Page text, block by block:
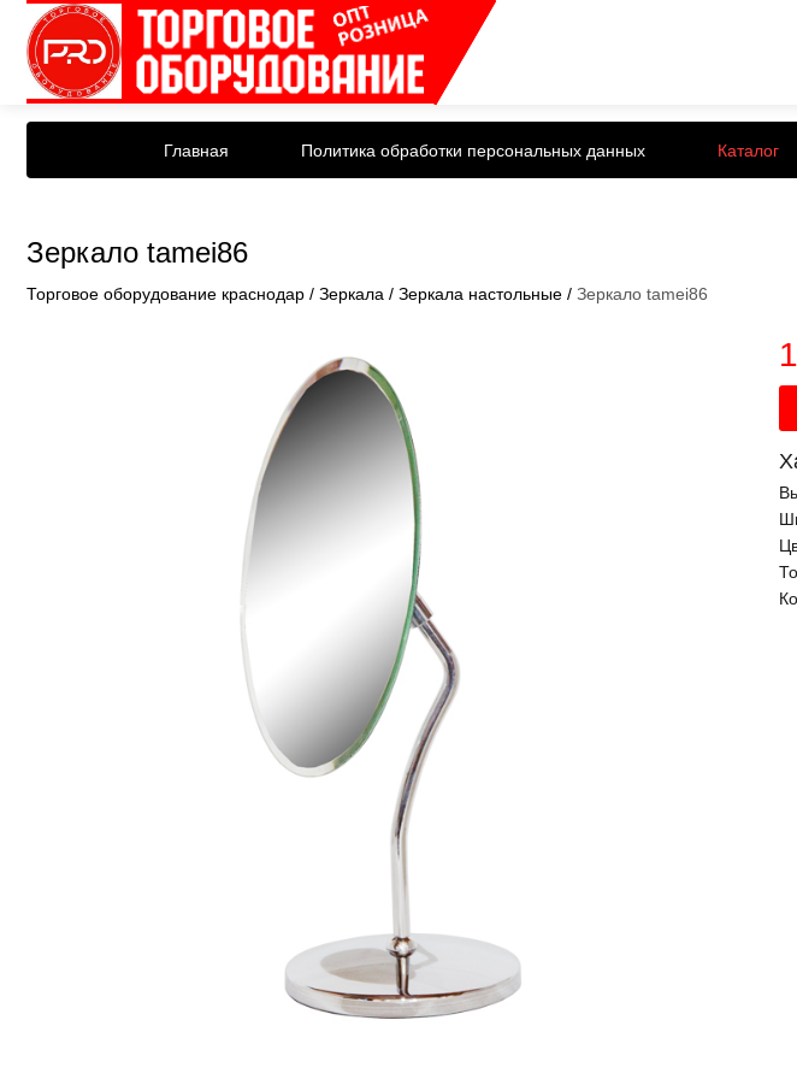
Главная Политика обработки персональных данных Каталог
Зеркало tamei86
Торговое оборудование краснодар / Зеркала / Зеркала настольные / Зеркало tamei86